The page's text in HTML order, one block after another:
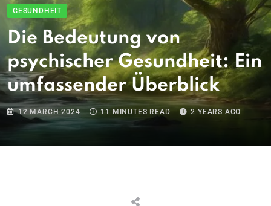
GESUNDHEIT
Die Bedeutung von
psychischer Gesundheit: Ein
umfassender Überblick
12 MARCH 2024 11 MINUTES READ 2 YEARS AGO